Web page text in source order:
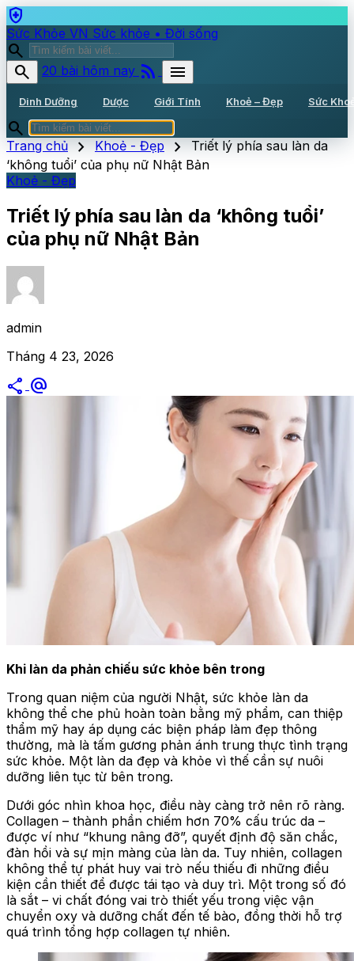
health_and_safety
Sức Khỏe VN Sức khỏe • Đời sống
search
search
20 bài hôm nay rss_feed menu
Dinh Dưỡng Dược Giới Tính Khoẻ – Đẹp Sức
search
Trang chủ chevron_right Khoẻ - Đẹp chevron_right Triết lý phía sau làn da
‘không tuổi’ của phụ nữ Nhật Bản
Khoẻ - Đẹp
Triết lý phía sau làn da ‘không tuổi’
của phụ nữ Nhật Bản
admin
Tháng 4 23, 2026
share alternate_email
Khi làn da phản chiếu sức khỏe bên trong
Trong quan niệm của người Nhật, sức khỏe làn da
không thể che phủ hoàn toàn bằng mỹ phẩm, can thiệp
thẩm mỹ hay áp dụng các biện pháp làm đẹp thông
thường, mà là tấm gương phản ánh trung thực tình trạng
sức khỏe. Một làn da đẹp và khỏe vì thế cần sự nuôi
dưỡng liên tục từ bên trong.
Dưới góc nhìn khoa học, điều này càng trở nên rõ ràng.
Collagen – thành phần chiếm hơn 70% cấu trúc da –
được ví như “khung nâng đỡ”, quyết định độ săn chắc,
đàn hồi và sự mịn màng của làn da. Tuy nhiên, collagen
không thể tự phát huy vai trò nếu thiếu đi những điều
kiện cần thiết để được tái tạo và duy trì. Một trong số đó
là sắt – vi chất đóng vai trò thiết yếu trong việc vận
chuyển oxy và dưỡng chất đến tế bào, đồng thời hỗ trợ
quá trình tổng hợp collagen tự nhiên.